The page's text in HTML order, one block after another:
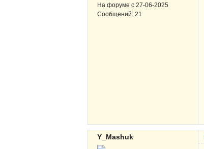
На форуме с 27-06-2025
Сообщений: 21
Y_Mashuk